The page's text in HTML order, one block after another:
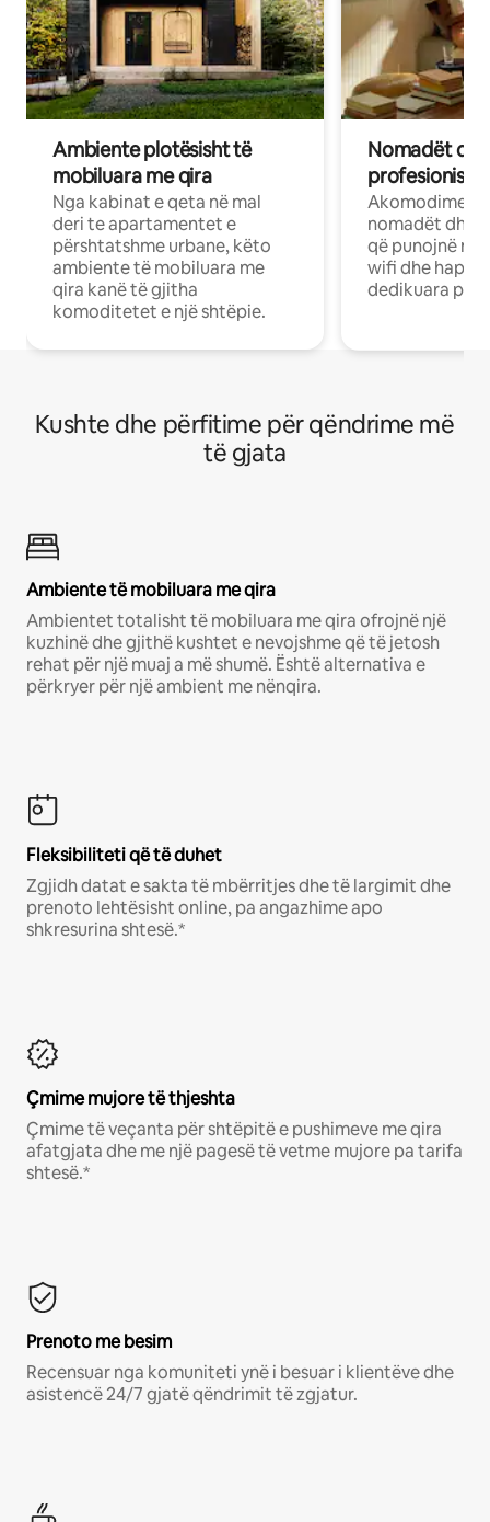
Ambiente plotësisht të
mobiluara me qira
Nga kabinat e qeta në mal
deri te apartamentet e
përshtatshme urbane, këto
ambiente të mobiluara me
qira kanë të gjitha
komoditetet e një shtëpie.
Nomadët
Akomodime
nomadët dhe
që punojnë në
wifi dhe
dedikuara
Kushte dhe përfitime për qëndrime më
të gjata
Ambiente të mobiluara me qira
Ambientet totalisht të mobiluara me qira ofrojnë një
kuzhinë dhe gjithë kushtet e nevojshme që të jetosh
rehat për një muaj a më shumë. Është alternativa e
përkryer për një ambient me nënqira.
Fleksibiliteti që të duhet
Zgjidh datat e sakta të mbërritjes dhe të largimit dhe
prenoto lehtësisht online, pa angazhime apo
shkresurina shtesë.*
Çmime mujore të thjeshta
Çmime të veçanta për shtëpitë e pushimeve me qira
afatgjata dhe me një pagesë të vetme mujore pa tarifa
shtesë.*
Prenoto me besim
Recensuar nga komuniteti ynë i besuar i klientëve dhe
asistencë 24/7 gjatë qëndrimit të zgjatur.